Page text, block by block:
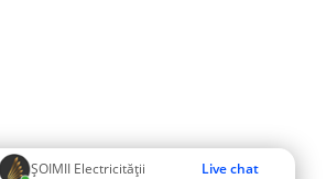
ȘOIMII Electricității Live chat